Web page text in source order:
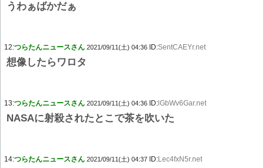
うわぁばかだぁ
12:つらたんニュースさん 2021/09/11(土) 04:36 ID:SentCAEYr.net
想像したらワロタ
13:つらたんニュースさん 2021/09/11(土) 04:36 ID: lGbWv6Gar.net
NASAに射殺されたとこで茶を吹いた
14:つらたんニュースさん 2021/09/11(土) 04:37 ID:Lec4fxN5r.net